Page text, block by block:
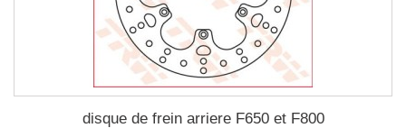
disque de frein arriere F650 et F800